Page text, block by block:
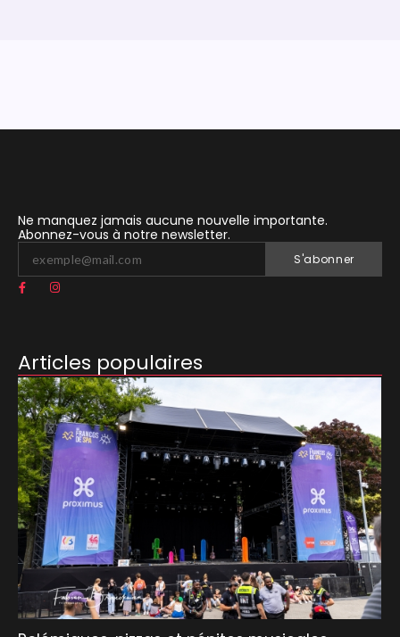
Ne manquez jamais aucune nouvelle importante.
Abonnez-vous à notre newsletter.
S'abonner
Articles populaires